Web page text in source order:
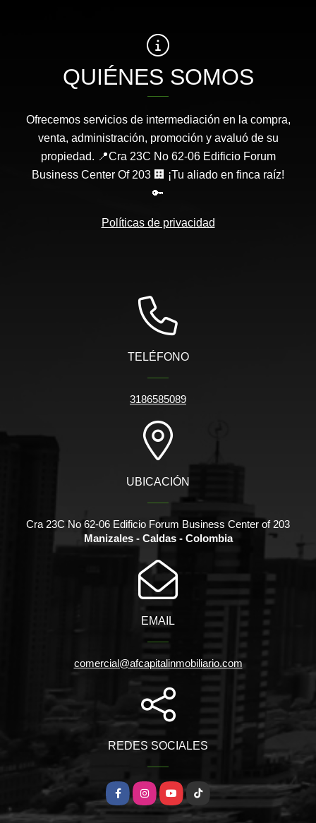
QUIÉNES SOMOS
Ofrecemos servicios de intermediación en la compra,
venta, administración, promoción y avaluó de su
propiedad. 📍Cra 23C No 62-06 Edificio Forum
Business Center Of 203 🏢 ¡Tu aliado en finca raíz!
🔑
Políticas de privacidad
TELÉFONO
3186585089
UBICACIÓN
Cra 23C No 62-06 Edificio Forum Business Center of 203
Manizales - Caldas - Colombia
EMAIL
comercial@afcapitalinmobiliario.com
REDES SOCIALES
FacebookInstagramYouTubeTikTok